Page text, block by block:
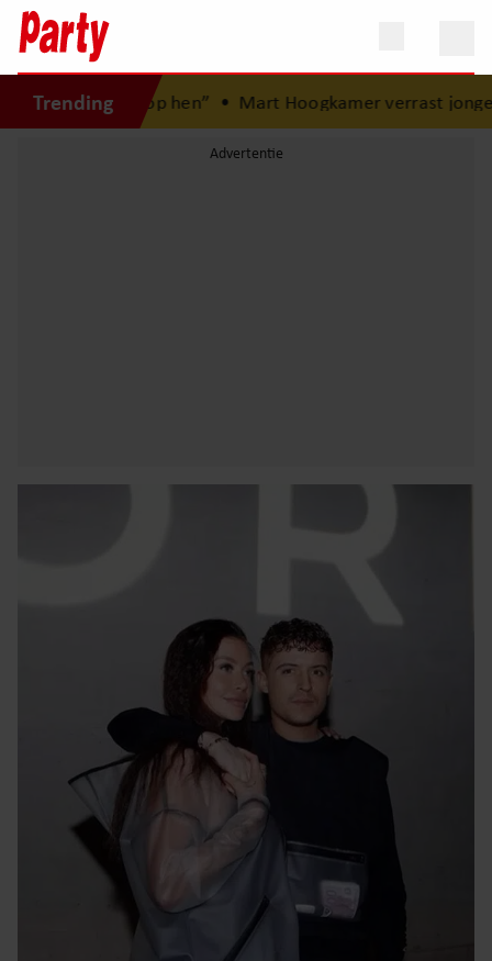
Trending
op hen”• Mart Hoogkamer verrast jonge fan in